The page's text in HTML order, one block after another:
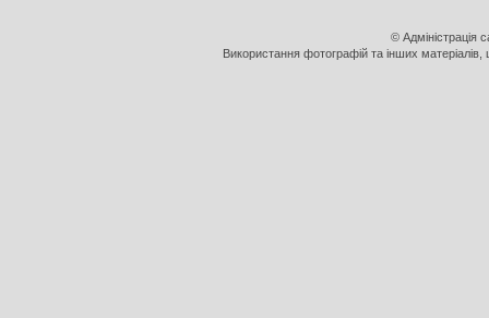
© Адміністрація
Використання фотографій та інших матеріалів,